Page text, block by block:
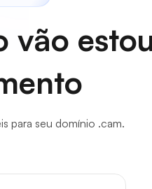
vão
para seu domínio .cam.